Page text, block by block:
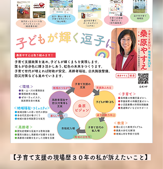
【子育て支援の現場歴３０年の私が訴えたいこと】